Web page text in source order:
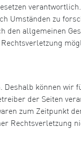
Umständen zu
den allgemeinen
können wir
der Seiten
zum Zeitpunkt
Rechtsverletzung